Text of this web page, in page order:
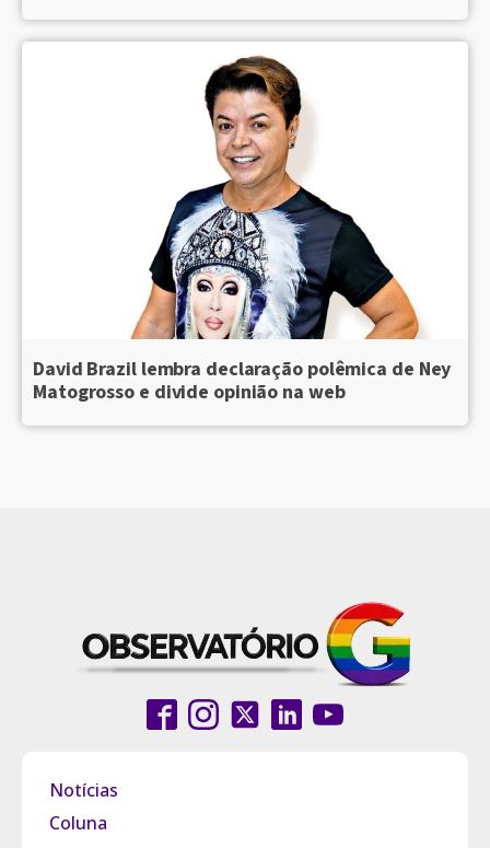
David Brazil lembra declaração polêmica de Ney
Matogrosso e divide opinião na web
Notícias
Coluna